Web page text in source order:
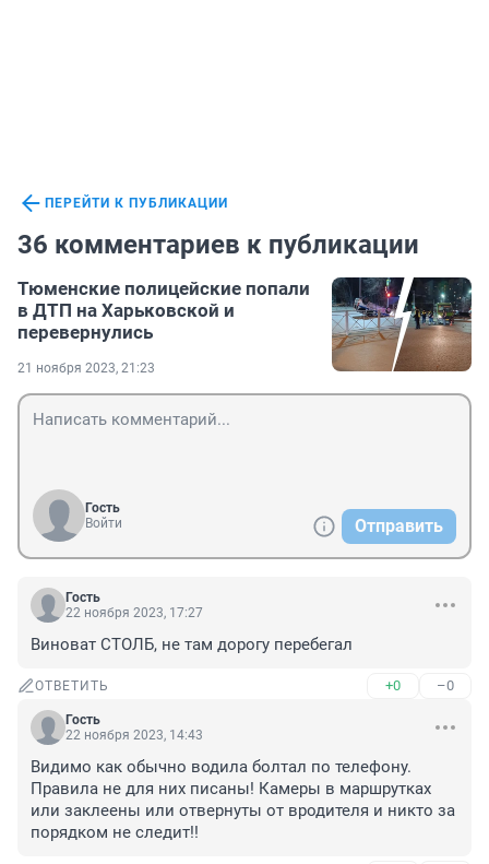
ПЕРЕЙТИ К ПУБЛИКАЦИИ
36 комментариев к публикации
Тюменские полицейские попали
в ДТП на Харьковской и
перевернулись
21 ноября 2023, 21:23
Гость
Войти
Отправить
Гость
22 ноября 2023, 17:27
Виноват СТОЛБ, не там дорогу перебегал
ОТВЕТИТЬ +0 –0
Гость
22 ноября 2023, 14:43
Видимо как обычно водила болтал по телефону.
Правила не для них писаны! Камеры в маршрутках
или заклеены или отвернуты от вродителя и никто за
порядком не следит!!